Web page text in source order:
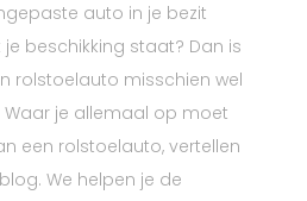
auto in je bezit
beschikking staat? Dan is
rolstoelauto misschien wel
je allemaal op moet
een rolstoelauto, vertellen
We helpen je de